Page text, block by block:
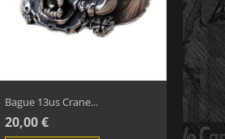
Bague 13us Crane...
20,00 €